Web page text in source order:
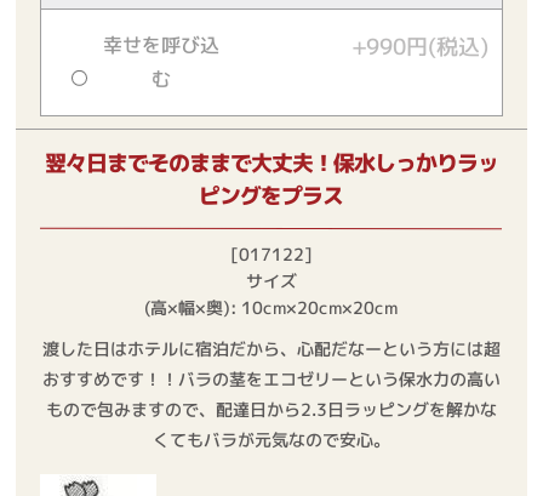
幸せを呼び込
む
+990円(税込)
翌々日までそのままで大丈夫！保水しっかりラッ
ピングをプラス
[017122]
サイズ
(高×幅×奥): 10cm×20cm×20cm
渡した日はホテルに宿泊だから、心配だなーという方には超
おすすめです！！バラの茎をエコゼリーという保水力の高い
もので包みますので、配達日から2.3日ラッピングを解かな
くてもバラが元気なので安心。